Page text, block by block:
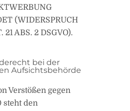
(WIDERSPRUCH
21 ABS. 2 DSGVO).
bei der
Aufsichts­behörde
Verstößen gegen
steht den